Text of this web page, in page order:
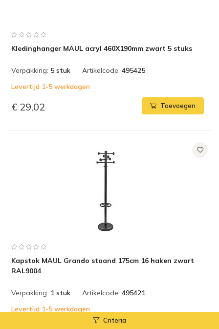
Kledinghanger MAUL acryl 460X190mm zwart 5 stuks
Verpakking: 5 stuk Artikelcode: 495425
Levertijd 1-5 werkdagen
€ 29,02 Toevoegen
Kapstok MAUL Grando staand 175cm 16 haken zwart
RAL9004
Verpakking: 1 stuk Artikelcode: 495421
Levertijd 1-5 werkdagen
Criteria